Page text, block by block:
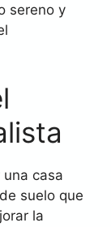
sereno y
casa
suelo que
la